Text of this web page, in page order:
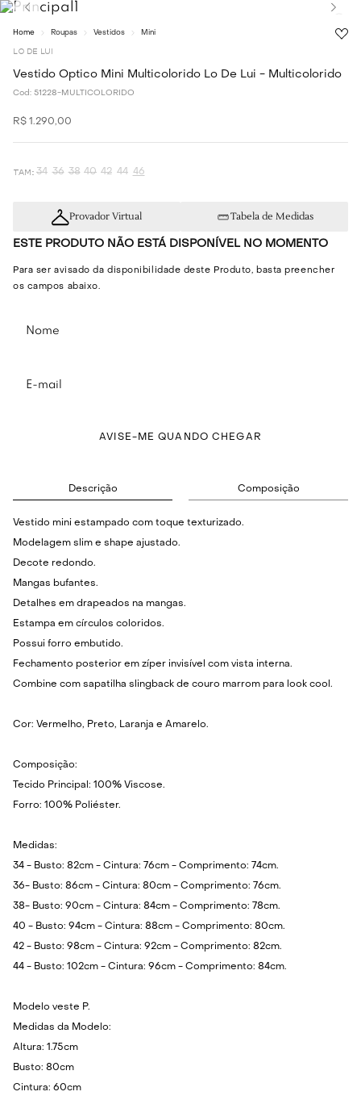
Roupas Vestidos Mini
LO DE LUI
Vestido Optico Mini Multicolorido Lo De Lui - Multicolorido
Cod: 51228-MULTICOLORIDO
R$ 1.290,00
34 36 38 40 42 44 46
Provador Virtual Tabela de Medidas
ESTE PRODUTO NÃO ESTÁ DISPONÍVEL NO MOMENTO
Para ser avisado da disponibilidade deste Produto, basta preencher
os campos abaixo.
AVISE-ME QUANDO CHEGAR
Descrição Composição
Vestido mini estampado com toque texturizado.
Modelagem slim e shape ajustado.
Decote redondo.
Mangas bufantes.
Detalhes em drapeados na mangas.
Estampa em círculos coloridos.
Possui forro embutido.
Fechamento posterior em zíper invisível com vista interna.
Combine com sapatilha slingback de couro marrom para look cool.
Cor: Vermelho, Preto, Laranja e Amarelo.
Composição:
Tecido Principal: 100% Viscose.
Forro: 100% Poliéster.
Medidas:
34 - Busto: 82cm - Cintura: 76cm - Comprimento: 74cm.
36- Busto: 86cm - Cintura: 80cm - Comprimento: 76cm.
38- Busto: 90cm - Cintura: 84cm - Comprimento: 78cm.
40 - Busto: 94cm - Cintura: 88cm - Comprimento: 80cm.
42 - Busto: 98cm - Cintura: 92cm - Comprimento: 82cm.
44 - Busto: 102cm - Cintura: 96cm - Comprimento: 84cm.
Modelo veste P.
Medidas da Modelo:
Altura: 1.75cm
Busto: 80cm
Cintura: 60cm